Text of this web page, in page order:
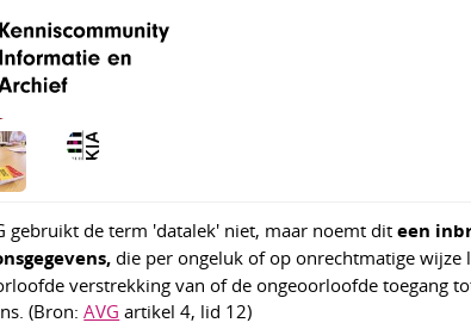
AVG | Informatiepagina
Wat is een datalek?
mrt 2021
gebruikt de term 'datalek' niet, maar noemt diteen
die per ongeluk of op onrechtmatige
verstrekking van of de ongeoorloofde toegang
(Bron:AVG artikel 4, lid 12)